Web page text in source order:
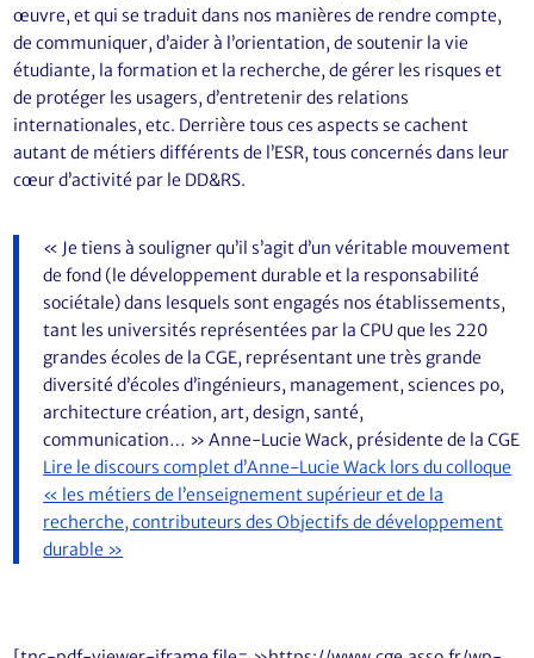
œuvre, et qui se traduit dans nos manières de rendre compte,
de communiquer, d’aider à l’orientation, de soutenir la vie
étudiante, la formation et la recherche, de gérer les risques et
de protéger les usagers, d’entretenir des relations
internationales, etc. Derrière tous ces aspects se cachent
autant de métiers différents de l’ESR, tous concernés dans leur
cœur d’activité par le DD&RS.
« Je tiens à souligner qu’il s’agit d’un véritable mouvement
de fond (le développement durable et la responsabilité
sociétale) dans lesquels sont engagés nos établissements,
tant les universités représentées par la CPU que les 220
grandes écoles de la CGE, représentant une très grande
diversité d’écoles d’ingénieurs, management, sciences po,
architecture création, art, design, santé,
communication… » Anne-Lucie Wack, présidente de la CGE
Lire le discours complet d’Anne-Lucie Wack lors du colloque
« les métiers de l’enseignement supérieur et de la
recherche, contributeurs des Objectifs de développement
durable »